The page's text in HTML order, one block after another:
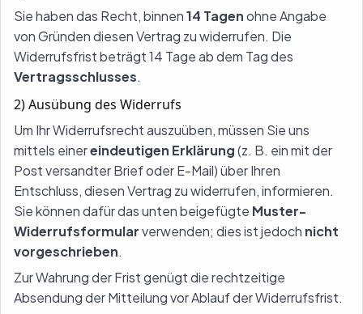
Sie haben das Recht, binnen14 Tagenohne Angabe
von Gründen diesen Vertrag zu widerrufen. Die
Widerrufsfrist beträgt 14 Tage ab dem Tag des
Vertragsschlusses.
2) Ausübung des Widerrufs
Um Ihr Widerrufsrecht auszuüben, müssen Sie uns
mittels einereindeutigen Erklärung(z. B. ein mit der
Post versandter Brief oder E-Mail) über Ihren
Entschluss, diesen Vertrag zu widerrufen, informieren.
Sie können dafür das unten beigefügte Muster-
Widerrufsformularverwenden; dies ist jedoch nicht
vorgeschrieben.
Zur Wahrung der Frist genügt die rechtzeitige
Absendung der Mitteilung vor Ablauf der Widerrufsfrist.